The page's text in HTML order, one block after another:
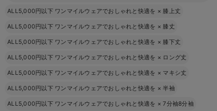
ALL5,000円以下 ワンマイルウェアでおしゃれと快適を × 膝上丈
ALL5,000円以下 ワンマイルウェアでおしゃれと快適を × 膝丈
ALL5,000円以下 ワンマイルウェアでおしゃれと快適を × 膝下丈
ALL5,000円以下 ワンマイルウェアでおしゃれと快適を × ロング丈
ALL5,000円以下 ワンマイルウェアでおしゃれと快適を × マキシ丈
ALL5,000円以下 ワンマイルウェアでおしゃれと快適を ×半袖
ALL5,000円以下 ワンマイルウェアでおしゃれと快適を ×7分袖8分袖